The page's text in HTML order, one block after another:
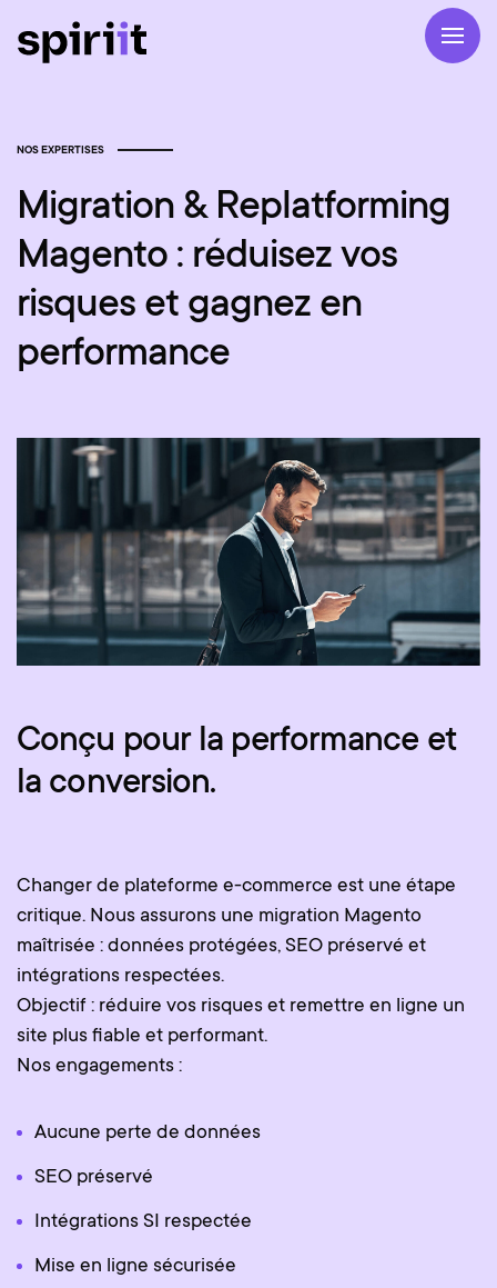
NOS EXPERTISES
Migration & Replatforming
Magento : réduisez vos
risques et gagnez en
performance
Conçu pour la performance et
la conversion.
Changer de plateforme e-commerce est une étape
critique. Nous assurons une migration Magento
maîtrisée : données protégées, SEO préservé et
intégrations respectées.
Objectif : réduire vos risques et remettre en ligne un
site plus fiable et performant.
Nos engagements :
Aucune perte de données
SEO préservé
Intégrations SI respectée
Mise en ligne sécurisée